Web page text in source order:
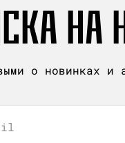
НА
о новинках и